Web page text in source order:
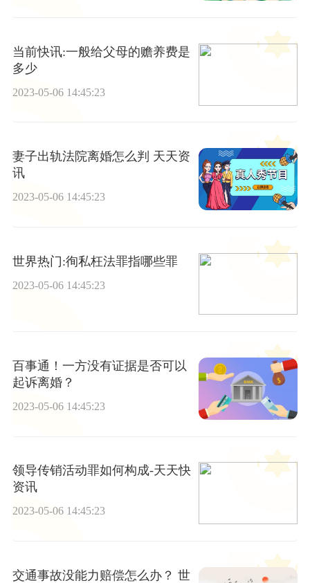
当前快讯:一般给父母的赡养费是
多少
2023-05-06 14:45:23
妻子出轨法院离婚怎么判 天天资
讯
2023-05-06 14:45:23
世界热门:徇私枉法罪指哪些罪
2023-05-06 14:45:23
百事通！一方没有证据是否可以
起诉离婚？
2023-05-06 14:45:23
领导传销活动罪如何构成-天天快
资讯
2023-05-06 14:45:23
交通事故没能力赔偿怎么办？ 世